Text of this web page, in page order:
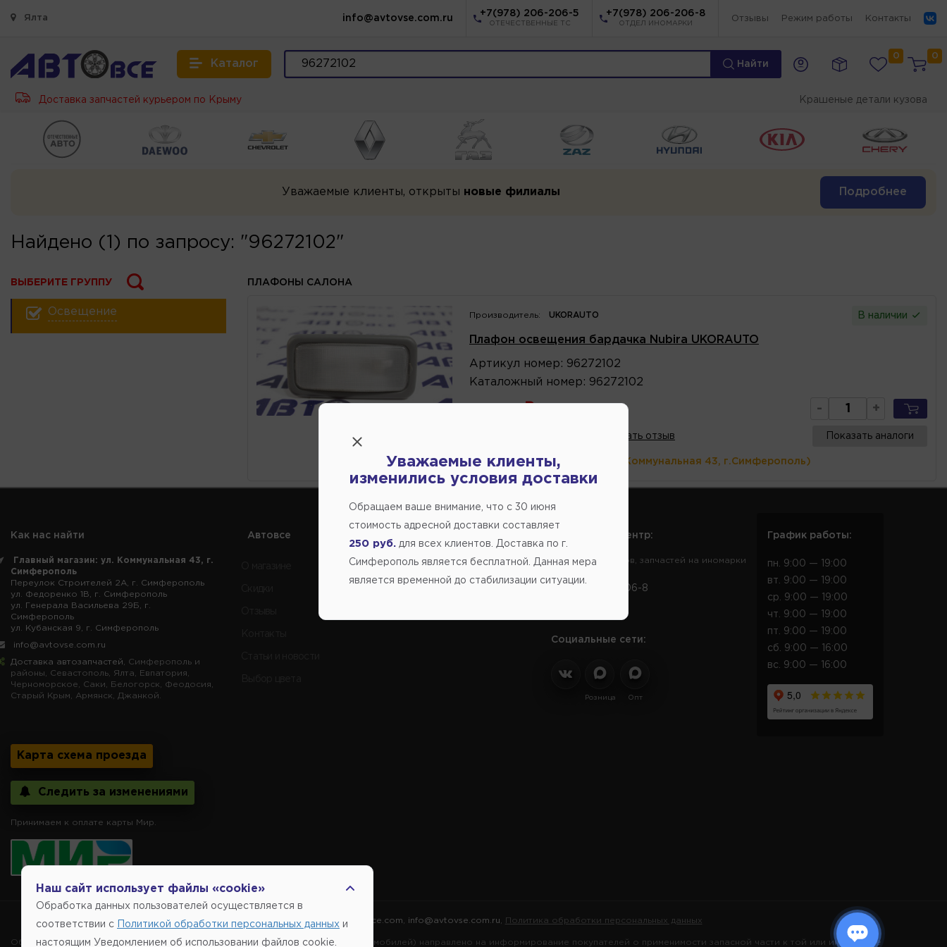
Ялта info@avtovse.com.ru
+7(978) 206-206-5
ОТЕЧЕСТВЕННЫЕ ТС
+7(978) 206-206-8
ОТДЕЛ ИНОМАРКИ
Отзывы Режим работы Контакты
Каталог Найти
0 0
Доставка запчастей курьером по Крыму Крашеные детали кузова
Уважаемые клиенты, открыты новые филиалы Подробнее
Найдено (1) по запросу: "96272102"
ВЫБЕРИТЕ ГРУППУ
Освещение
ПЛАФОНЫ САЛОНА
Производитель: UKORAUTO В наличии
Плафон освещения бардачка Nubira UKORAUTO
Артикул номер : 96272102
Каталожный номер : 96272102
- +
Написать отзыв Показать аналоги
В магазине: больше 10 шт (ул.Коммунальная 43, г.Симферополь)
Как нас найти
Главный магазин: ул. Коммунальная 43, г.
Симферополь
Переулок Строителей 2А, г. Симферополь
ул. Федоренко 1В, г. Симферополь
ул. Генерала Васильева 29Б, г.
Симферополь
ул. Кубанская 9, г. Симферополь
info@avtovse.com.ru
Доставка автозапчастей , Симферополь и
районы, Севастополь, Ялта, Евпатория,
Черноморское, Саки, Белогорск, Феодосия,
Старый Крым, Армянск, Джанкой.
Карта схема проезда
Следить за изменениями
Принимаем к оплате карты Мир.
Автовсе
Продажа запчастей на отечественные авто
Справочный центр:
Заказ шин, дисков, запчастей на иномарки
+7(978) 206-206-8
Социальные сети:
Розница Опт
График работы:
пн. 9:00 — 19:00
вт. 9:00 — 19:00
ср. 9:00 — 19:00
чт. 9:00 — 19:00
пт. 9:00 — 19:00
сб. 9:00 — 16:00
вс. 9:00 — 16:00
Copyright @2014-2026 | Автовсе.com info@avtovse.com.ru Политика обработки персональных данных
Обращаем внимание, указание ТОВАРНЫХ ЗНАКОВ (наименований марок автомобилей) направлено на информирование покупателей о применимости запасной части к той или иной марке
Наш сайт использует файлы «cookie»
Обработка данных пользователей осуществляется в
соответствии с Политикой обработки персональных данных и
настоящим Уведомлением об использовании файлов cookie.
Уважаемые клиенты,
изменились условия доставки
Обращаем ваше внимание, что c 30 июня
стоимость адресной доставки составляет
250 руб. для всех клиентов. Доставка по г.
Симферополь является бесплатной. Данная мера
является временной до стабилизации ситуации.